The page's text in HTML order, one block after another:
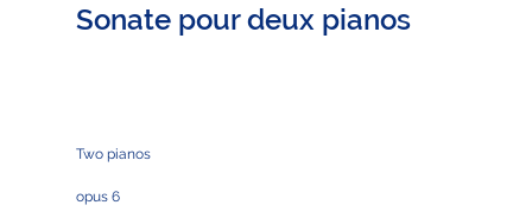
Sonate pour deux pianos
Two pianos
opus 6